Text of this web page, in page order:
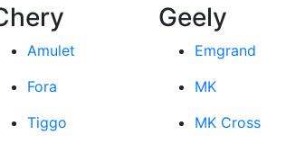
Amulet
Fora
Tiggo
Geely
Emgrand
MK
MK Cross